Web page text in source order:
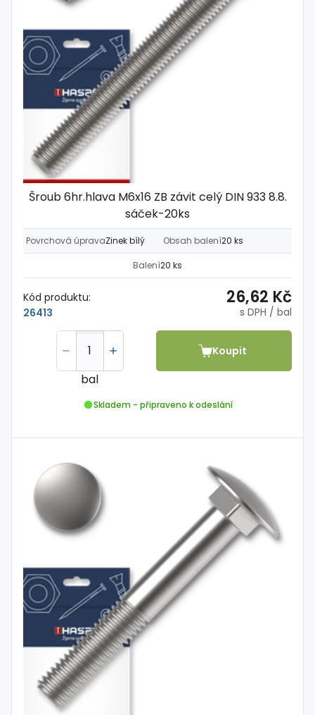
Šroub 6hr.hlava M6x16 ZB závit celý DIN 933 8.8.
sáček-20ks
Povrchová úpravaZinek bílý Obsah balení20 ks
Balení20 ks
Kód produktu:
26413
26,62 Kč
s DPH / bal
bal
Koupit
Skladem - připraveno k odeslání